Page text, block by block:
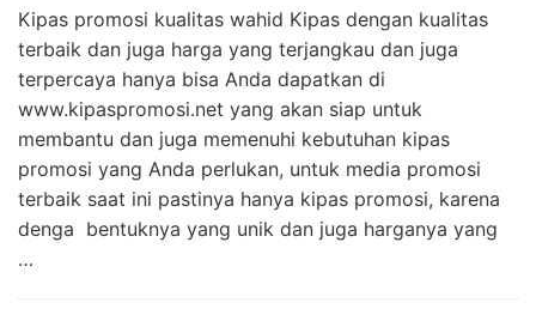
Kipas promosi kualitas wahid Kipas dengan kualitas
terbaik dan juga harga yang terjangkau dan juga
terpercaya hanya bisa Anda dapatkan di
www.kipaspromosi.net yang akan siap untuk
membantu dan juga memenuhi kebutuhan kipas
promosi yang Anda perlukan, untuk media promosi
terbaik saat ini pastinya hanya kipas promosi, karena
denga bentuknya yang unik dan juga harganya yang
…